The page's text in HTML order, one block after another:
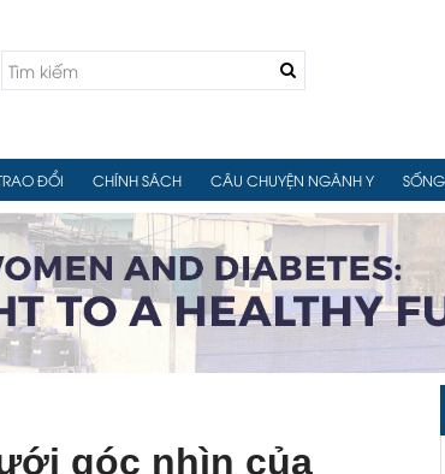

ĐỔI CHÍNH SÁCH CÂU CHUYỆN NGÀNH Y
góc nhìn của